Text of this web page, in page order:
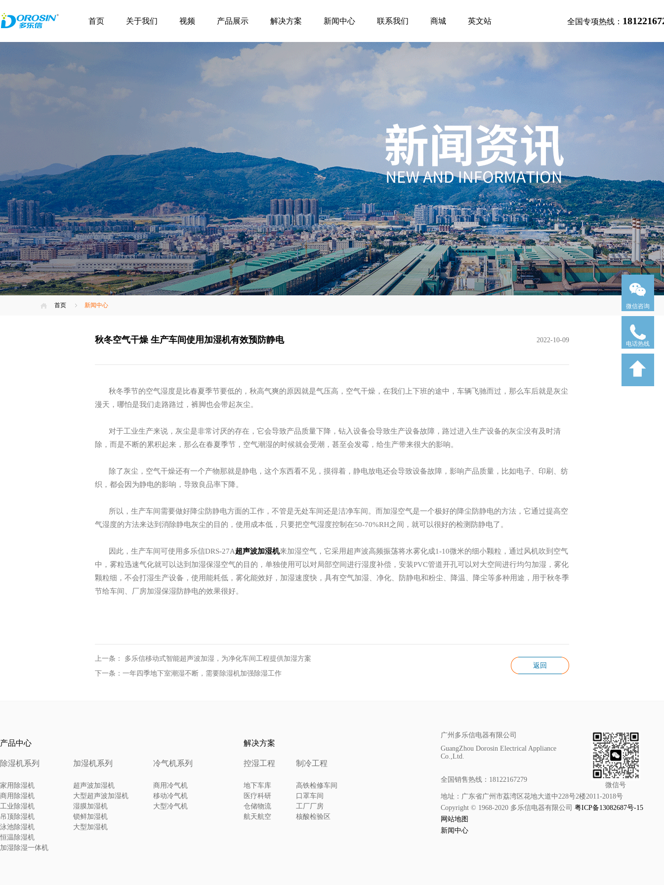
首页
关于我们 视频 产品展示 解决方案 新闻中心 联系我们 商城 英文站 全国专项热线：
首页 新闻中心
秋冬空气干燥 生产车间使用加湿机有效预防静电 2022-10-09
秋冬季节的空气湿度是比春夏季节要低的，秋高气爽的原因就是气压高，空气干燥， 在我们上下班的途中，车辆飞驰而过，那么车后就是灰尘
漫天，哪怕是我们走路路过，裤脚也会带起灰尘。
对于工业生产来说，灰尘是非常讨厌的存在，它会导致产品质量下降，钻入设备会导致生产设备故障，路过进入生产设备的灰尘没有及时清
除，而是不断的累积起来，那么在春夏季节，空气潮湿的时候就会受潮，甚至会发霉，给生产带来很大的影响。
除了灰尘，空气干燥还有一个产物那就是静电，这个东西看不见，摸得着，静电放电还会导致设备故障，影响产品质量，比如电子、印刷、纺
织，都会因为静电的影响，导致良品率下降。
所以 ， 生产车间需要做好降尘防静电方面的工作，不管是无处车间还是洁净车间。而加湿空气是一个极好的降尘防静电的方法，它通过提高空
气湿度的方法来达到消除静电灰尘的目的，使用成本低，只要把空气湿度控制在50-70%RH之间，就可以很好的检测防静电了。
因此 ， 生产车间可使用多乐信DRS-27A超声波加湿机来加湿空气，它采用超声波高频振荡将水雾化成1-10微米的细小颗粒，通过风机吹到空气
中，雾粒迅速气化就可以达到加湿保湿空气的目的，单独使用可以对局部空间进行湿度补偿，安装PVC管道开孔可以对大空间进行均匀加湿，雾化
颗粒细，不会打湿生产设备，使用能耗低，雾化能效好，加湿速度快，具有空气加湿、净化、防静电和粉尘、降温、降尘等多种用途，用于秋冬季
节给车间、厂房加湿保湿防静电的效果很好。
上一条： 多乐信移动式智能超声波加湿，为净化车间工程提供加湿方案
下一条：一年四季地下室潮湿不断，需要除湿机加强除湿工作
返回
微信咨询
电话热线
产品中心
除湿机系列
家用除湿机
商用除湿机
工业除湿机
吊顶除湿机
泳池除湿机
恒温除湿机
加湿除湿一体机
加湿机系列
超声波加湿机
大型超声波加湿机
湿膜加湿机
锁鲜加湿机
大型加湿机
冷气机系列
商用冷气机
移动冷气机
大型冷气机
解决方案
控湿工程
地下车库
医疗科研
仓储物流
航天航空
制冷工程
高铁检修车间
口罩车间
工厂厂房
核酸检验区
广州多乐信电器有限公司
GuangZhou Dorosin Electrical Appliance
Co.,Ltd.
全国销售热线：18122167279
微信号
地址：广东省广州市荔湾区花地大道中228号2楼2011-2018号
Copyright © 1968-2020 多乐信电器有限公司 粤ICP备13082687号-15
网站地图
新闻中心